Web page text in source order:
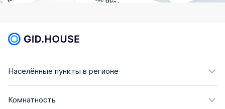
Населённые пункты в регионе
Комнатность